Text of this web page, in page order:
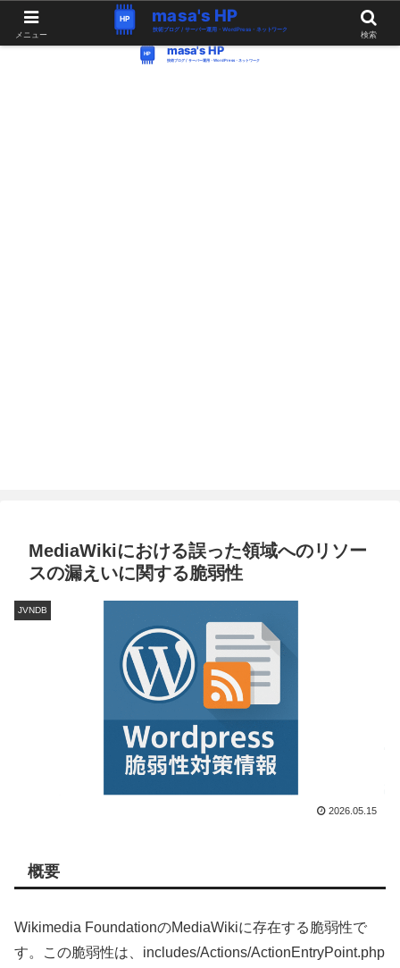
WordPress・Linux関連の情報。つぶやき。
MediaWikiにおける誤った領域へのリソー
スの漏えいに関する脆弱性
JVNDB
2026.05.15
概要
Wikimedia FoundationのMediaWikiに存在する脆弱性で
す。この脆弱性は、includes/Actions/ActionEntryPoint.php
メニュー 検索